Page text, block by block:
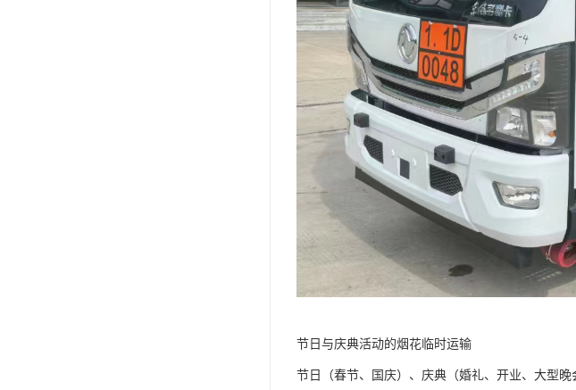
节日与庆典活动的烟花临时运输​
节日（春节、国庆）、庆典（婚礼、开业、大型